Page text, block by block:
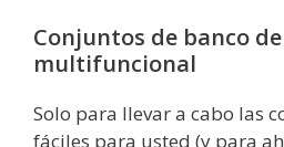
Conjuntos de banco
multifuncional
Solo para llevar a cabo las
fáciles para usted (y para